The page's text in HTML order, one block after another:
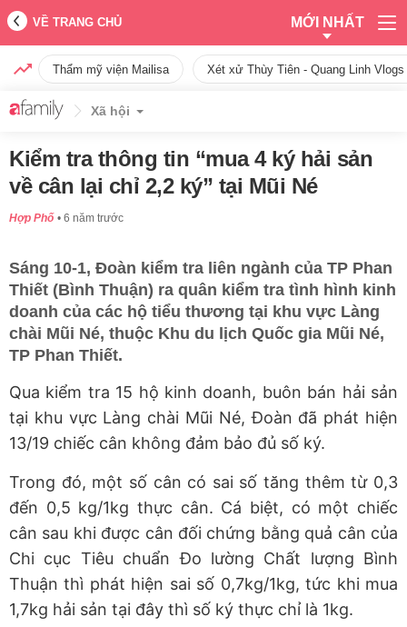
VỀ TRANG CHỦ MỚI NHẤT
Thẩm mỹ viện Mailisa Xét xử Thùy Tiên - Quang Linh
Xã hội
Kiểm tra thông tin “mua 4 ký hải sản
về cân lại chỉ 2,2 ký” tại Mũi Né
Hợp Phố 6 năm trước
Sáng 10-1, Đoàn kiểm tra liên ngành của TP Phan
Thiết (Bình Thuận) ra quân kiểm tra tình hình kinh
doanh của các hộ tiểu thương tại khu vực Làng
chài Mũi Né, thuộc Khu du lịch Quốc gia Mũi Né,
TP Phan Thiết.
Qua kiểm tra 15 hộ kinh doanh, buôn bán hải sản
tại khu vực Làng chài Mũi Né, Đoàn đã phát hiện
13/19 chiếc cân không đảm bảo đủ số ký.
Trong đó, một số cân có sai số tăng thêm từ 0,3
đến 0,5 kg/1kg thực cân. Cá biệt, có một chiếc
cân sau khi được cân đối chứng bằng quả cân của
Chi cục Tiêu chuẩn Đo lường Chất lượng Bình
Thuận thì phát hiện sai số 0,7kg/1kg, tức khi mua
1,7kg hải sản tại đây thì số ký thực chỉ là 1kg.